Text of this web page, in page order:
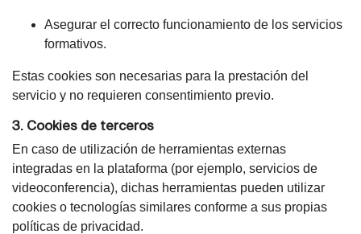
Asegurar el correcto funcionamiento de los servicios
formativos.
Estas cookies son necesarias para la prestación del
servicio y no requieren consentimiento previo.
3. Cookies de terceros
En caso de utilización de herramientas externas
integradas en la plataforma (por ejemplo, servicios de
videoconferencia), dichas herramientas pueden utilizar
cookies o tecnologías similares conforme a sus propias
políticas de privacidad.